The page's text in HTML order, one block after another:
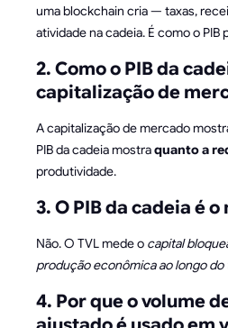
uma blockchain cria — taxas,
atividade na cadeia. É como o PIB
2. Como o PIB da
capitalização de
A capitalização de mercado
PIB da cadeia mostraquanto a
produtividade.
3. O PIB da cadeia é
Não. O TVL mede o capital
produção econômica ao longo do
4. Por que o volume